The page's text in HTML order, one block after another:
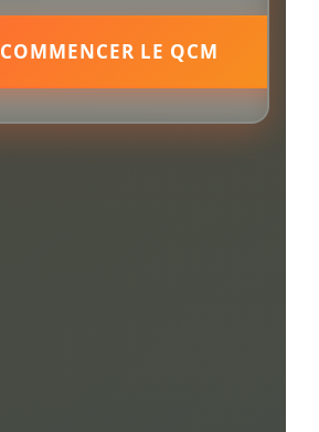
COMMENCER LE QCM